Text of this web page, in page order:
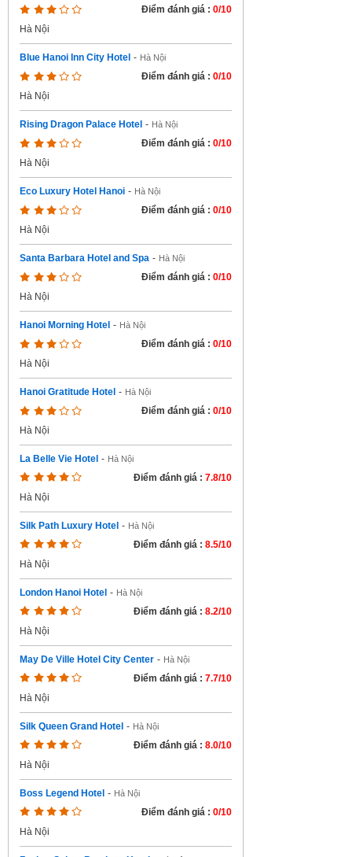
Điểm đánh giá : 0/10
Hà Nội
Blue Hanoi Inn City Hotel - Hà Nội
Điểm đánh giá : 0/10
Hà Nội
Rising Dragon Palace Hotel - Hà Nội
Điểm đánh giá : 0/10
Hà Nội
Eco Luxury Hotel Hanoi - Hà Nội
Điểm đánh giá : 0/10
Hà Nội
Santa Barbara Hotel and Spa - Hà Nội
Điểm đánh giá : 0/10
Hà Nội
Hanoi Morning Hotel - Hà Nội
Điểm đánh giá : 0/10
Hà Nội
Hanoi Gratitude Hotel - Hà Nội
Điểm đánh giá : 0/10
Hà Nội
La Belle Vie Hotel - Hà Nội
Điểm đánh giá : 7.8/10
Hà Nội
Silk Path Luxury Hotel - Hà Nội
Điểm đánh giá : 8.5/10
Hà Nội
London Hanoi Hotel - Hà Nội
Điểm đánh giá : 8.2/10
Hà Nội
May De Ville Hotel City Center - Hà Nội
Điểm đánh giá : 7.7/10
Hà Nội
Silk Queen Grand Hotel - Hà Nội
Điểm đánh giá : 8.0/10
Hà Nội
Boss Legend Hotel - Hà Nội
Điểm đánh giá : 0/10
Hà Nội